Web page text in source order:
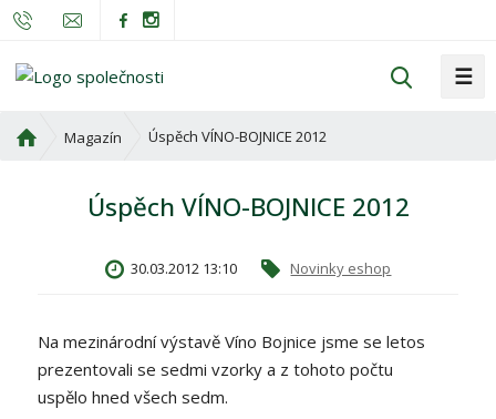
☰
v
a
n
a
Magazín Úspěch VÍNO-BOJNICE 2012
Úspěch VÍNO-BOJNICE 2012
30.03.2012 13:10 Novinky eshop
Na mezinárodní výstavě Víno Bojnice jsme se letos
prezentovali se sedmi vzorky a z tohoto počtu
uspělo hned všech sedm.